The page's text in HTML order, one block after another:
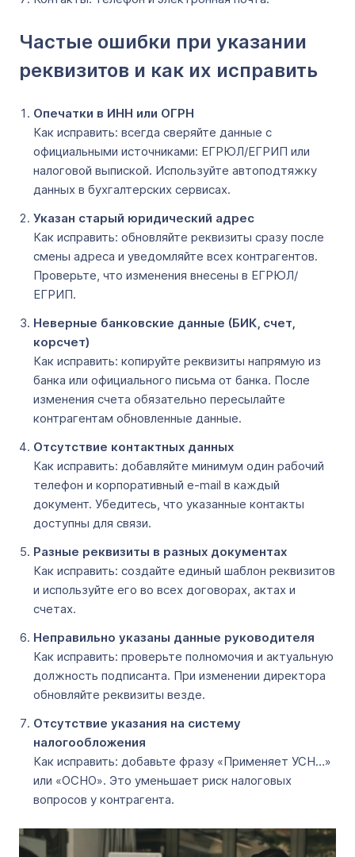
Частые ошибки при указании
реквизитов и как их исправить
Опечатки в ИНН или ОГРН
Как исправить: всегда сверяйте данные с
официальными источниками: ЕГРЮЛ/ЕГРИП или
налоговой выпиской. Используйте автоподтяжку
данных в бухгалтерских сервисах.
Указан старый юридический адрес
Как исправить: обновляйте реквизиты сразу после
смены адреса и уведомляйте всех контрагентов.
Проверьте, что изменения внесены в ЕГРЮЛ/
ЕГРИП.
Неверные банковские данные (БИК, счет,
корсчет)
Как исправить: копируйте реквизиты напрямую из
банка или официального письма от банка. После
изменения счета обязательно пересылайте
контрагентам обновленные данные.
Отсутствие контактных данных
Как исправить: добавляйте минимум один рабочий
телефон и корпоративный e-mail в каждый
документ. Убедитесь, что указанные контакты
доступны для связи.
Разные реквизиты в разных документах
Как исправить: создайте единый шаблон реквизитов
и используйте его во всех договорах, актах и
счетах.
Неправильно указаны данные руководителя
Как исправить: проверьте полномочия и актуальную
должность подписанта. При изменении директора
обновляйте реквизиты везде.
Отсутствие указания на систему
налогообложения
Как исправить: добавьте фразу «Применяет УСН…»
или «ОСНО». Это уменьшает риск налоговых
вопросов у контрагента.